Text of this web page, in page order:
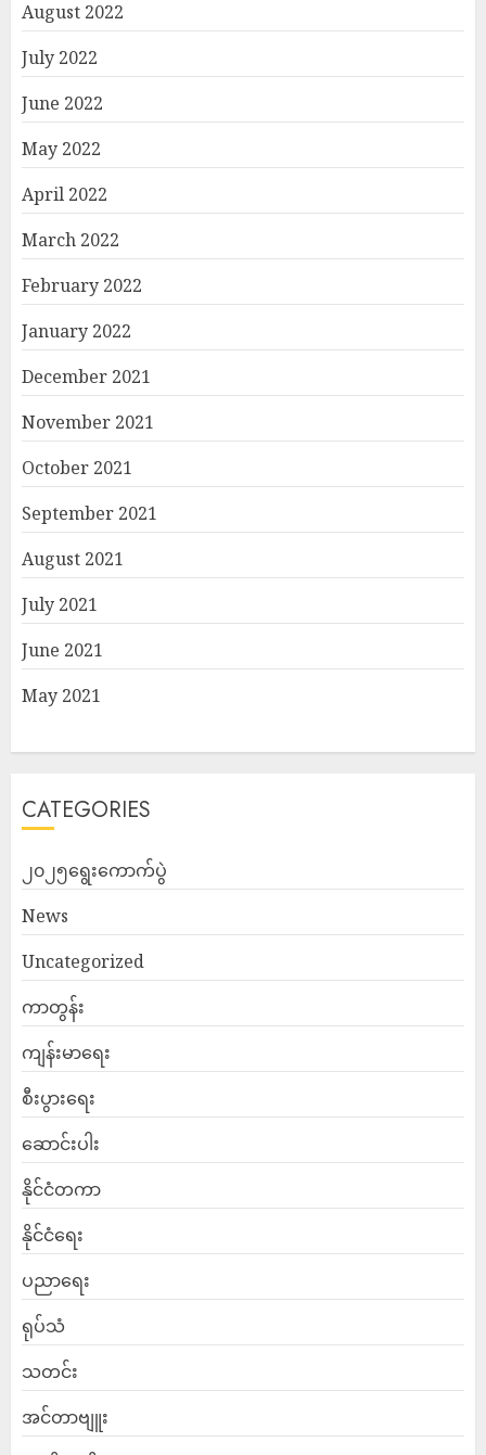
August 2022
July 2022
June 2022
May 2022
April 2022
March 2022
February 2022
January 2022
December 2021
November 2021
October 2021
September 2021
August 2021
July 2021
June 2021
May 2021
CATEGORIES
၂၀၂၅ရွေးကောက်ပွဲ
News
Uncategorized
ကာတွန်း
ကျန်းမာရေး
စီးပွားရေး
ဆောင်းပါး
နိုင်ငံတကာ
နိုင်ငံရေး
ပညာရေး
ရုပ်သံ
သတင်း
အင်တာဗျူး